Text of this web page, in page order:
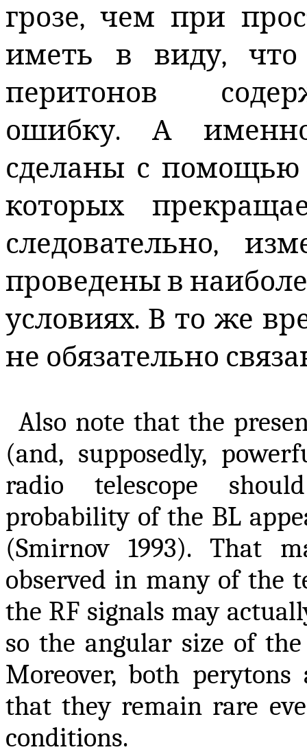
грозе, чем при
иметь в виду, что
перитонов
ошибку. А
сделаны с помощью
которых
следовательно,
проведены в
условиях. В то же
не обязательно
Also note that the
(and, supposedly,
radio telescope
probability of the BL
(Smirnov 1993). That
observed in many of the
the RF signals may
so the angular size of
Moreover, both
that they remain rare
conditions.